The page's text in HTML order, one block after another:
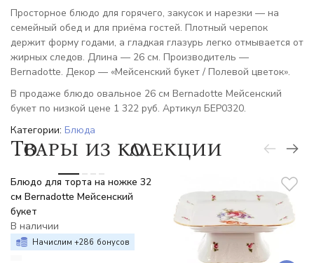
Просторное блюдо для горячего, закусок и нарезки — на
семейный обед и для приёма гостей. Плотный черепок
держит форму годами, а гладкая глазурь легко отмывается от
жирных следов. Длина — 26 см. Производитель —
Bernadotte. Декор — «Мейсенский букет / Полевой цветок».
В продаже блюдо овальное 26 см Bernadotte Мейсенский
букет по низкой цене 1 322 руб. Артикул БЕР0320.
Категории: Блюда
Товары из коллекции
Блюдо для торта на ножке 32
см Bernadotte Мейсенский
букет
В наличии
Начислим +286 бонусов